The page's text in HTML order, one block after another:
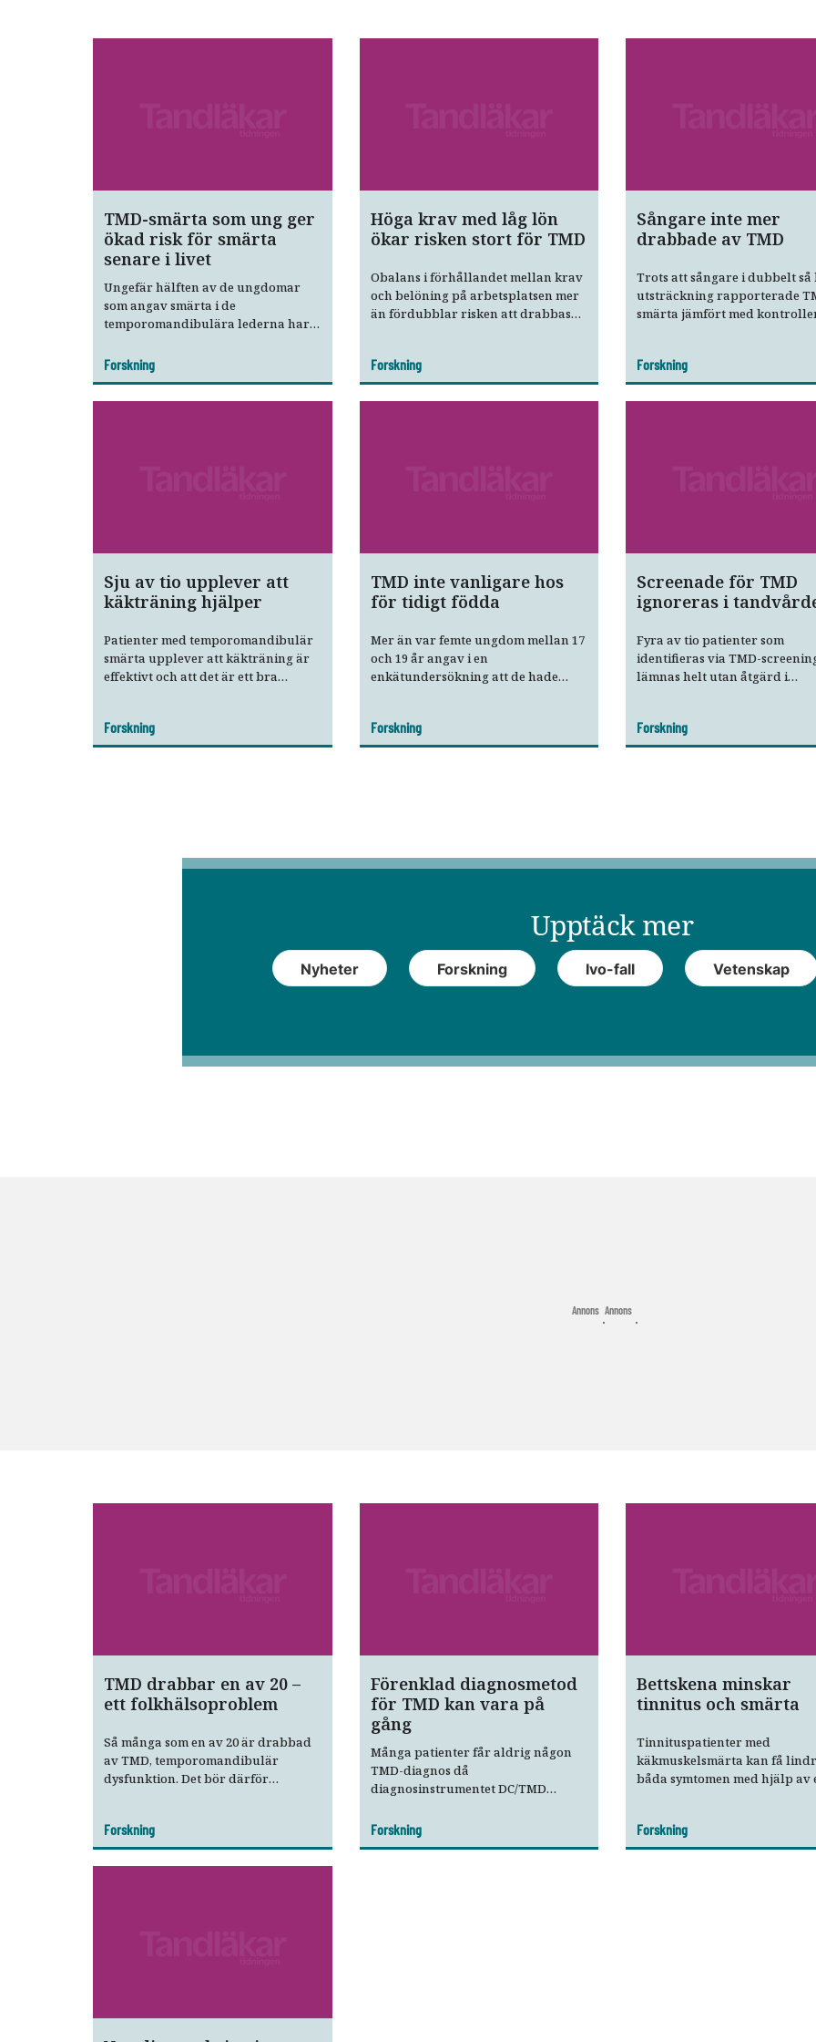
TMD-smärta som ung ger
ökad risk för smärta
senare i livet
Ungefär hälften av de ungdomar
som angav smärta i de
temporomandibulära lederna har
vuxna, enligt en ny svensk studie.
Forskning
Höga krav med låg lön
ökar risken stort för TMD
Obalans i förhållandet mellan krav
och belöning på arbetsplatsen mer
än fördubblar risken att drabbas
Forskning
Sångare inte mer
drabbade av TMD
Trots att sångare i dubbelt så
utsträckning rapporterade
smärta jämfört med
Forskning
Sju av tio upplever att
käkträning hjälper
Patienter med temporomandibulär
smärta upplever att käkträning är
effektivt och att det är ett bra
enkätundersökning.
Forskning
TMD inte vanligare hos
för tidigt födda
Mer än var femte ungdom mellan 17
och 19 år angav i en
enkätundersökning att de hade
som för tidigt födda.
Forskning
Screenade för TMD
ignoreras i
Fyra av tio patienter som
identifieras via TMD-
lämnas helt utan åtgärd i
blir det inte bättre.
Forskning
TMD drabbar en av 20 –
ett folkhälsoproblem
Så många som en av 20 är drabbad
av TMD, temporomandibulär
dysfunktion. Det bör därför
Forskning
Förenklad diagnosmetod
för TMD kan vara på
gång
Många patienter får aldrig någon
TMD-diagnos då
diagnosinstrumentet DC/TMD
En ny svensk studie visar nu att det
går minst lika bra att ställa TMD-
Forskning
Bettskena minskar
tinnitus och smärta
Tinnituspatienter med
käkmuskelsmärta kan få
båda symtomen med hjälp av
Forskning
Upptäck mer
Nyheter Forskning Ivo-fall Vetenskap
Annons Annons